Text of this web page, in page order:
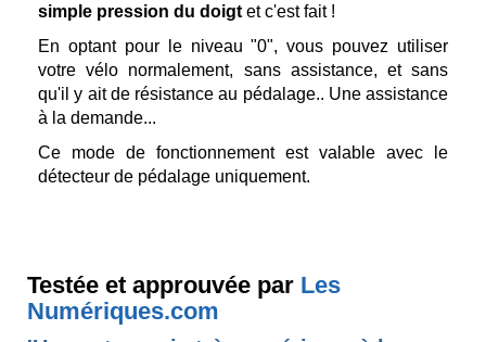
simple pression du doigt et c'est fait !
En optant pour le niveau "0", vous pouvez utiliser
votre vélo normalement, sans assistance, et sans
qu'il y ait de résistance au pédalage.. Une assistance
à la demande...
Ce mode de fonctionnement est valable avec le
détecteur de pédalage uniquement.
Testée et approuvée par Les
Numériques.com